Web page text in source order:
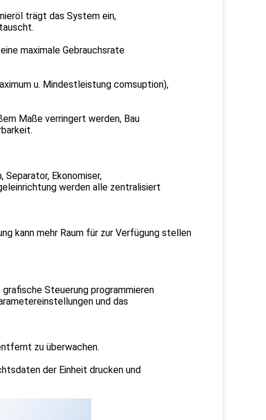
trägt das System ein,
maximale Gebrauchsrate
u. Mindestleistung comsuption),
Maße verringert werden, Bau
Separator, Ekonomiser,
werden alle zentralisiert
kann mehr Raum für zur Verfügung stellen
Steuerung programmieren
und das
zu überwachen.
der Einheit drucken und